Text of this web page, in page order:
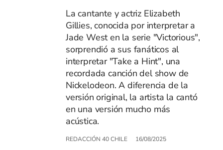
La cantante y actriz Elizabeth
Gillies, conocida por interpretar a
Jade West en la serie "Victorious",
sorprendió a sus fanáticos al
interpretar "Take a Hint", una
recordada canción del show de
Nickelodeon. A diferencia de la
versión original, la artista la cantó
en una versión mucho más
acústica.
REDACCIÓN 40 CHILE 16/08/2025